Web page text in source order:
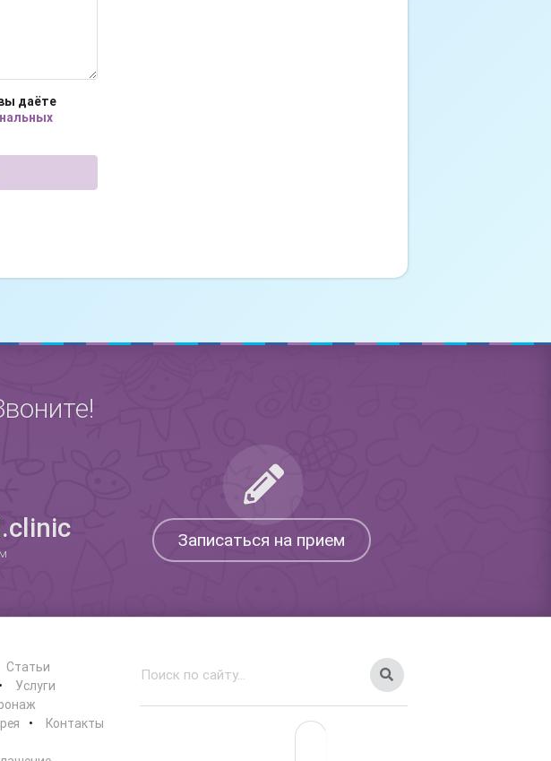
даёте
Записаться на прием
Статьи
Услуги
Контакты